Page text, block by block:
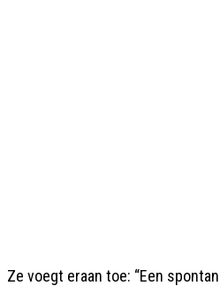
Ze voegt eraan toe: “Een